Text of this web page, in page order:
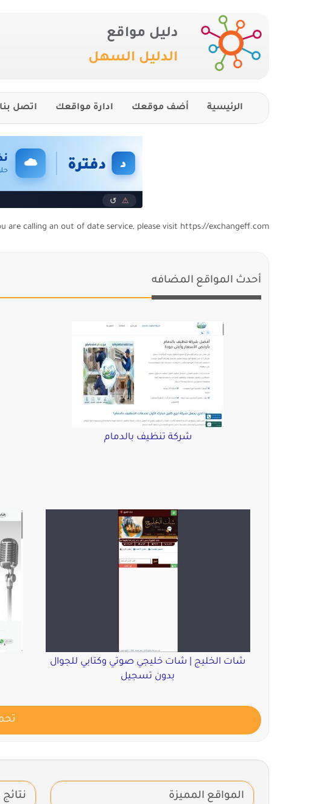
دليل مواقع
الدليل السهل
الرئيسية أضف موقعك ادارة مواقعك اتصل بنا
are calling an out of date service, please visit https://exchangeff.com/
أحدث المواقع المضافه
شركة تنظيف بالدمام
شات الخليج | شات خليجي صوتي وكتابي للجوال
بدون تسجيل
المواقع المميزة